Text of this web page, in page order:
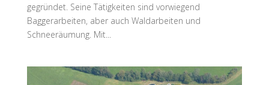
gegründet. Seine Tätigkeiten sind vorwiegend
Baggerarbeiten, aber auch Waldarbeiten und
Schneeräumung. Mit...